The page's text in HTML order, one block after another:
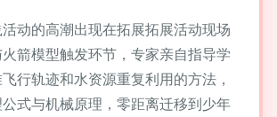
动的高潮出现在拓展拓展活动现场
箭模型触发环节，专家亲自指导学
行轨迹和水资源重复利用的方法，
式与机械原理，零距离迁移到少年